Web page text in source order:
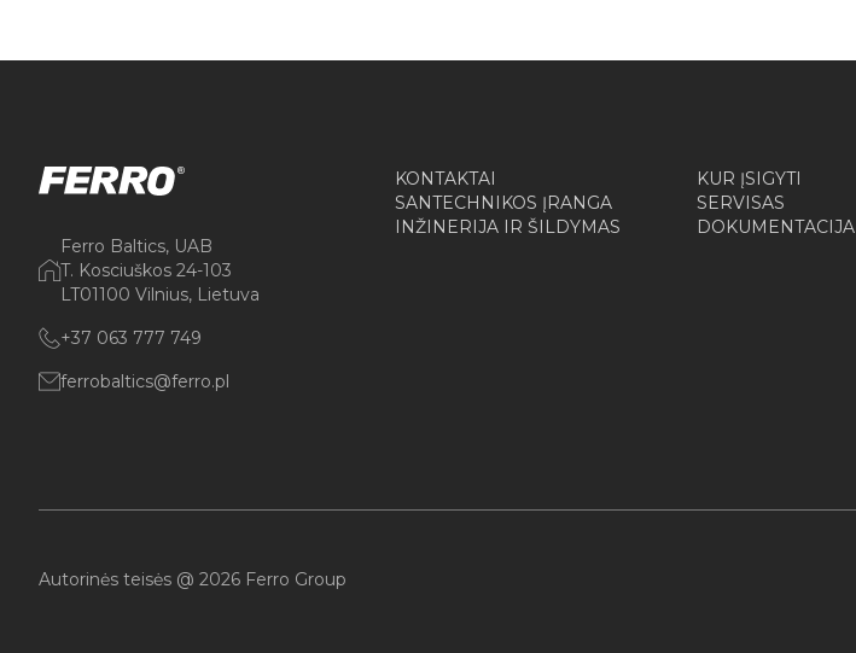
Ferro Baltics, UAB
T. Kosciuškos 24-103
LT01100 Vilnius, Lietuva
+37 063 777 749
ferrobaltics@ferro.pl
KONTAKTAI
SANTECHNIKOS ĮRANGA
INŽINERIJA IR ŠILDYMAS
KUR ĮSIGYTI
SERVISAS
DOKUMENTACIJA
Autorinės teisės @ 2026 Ferro Group